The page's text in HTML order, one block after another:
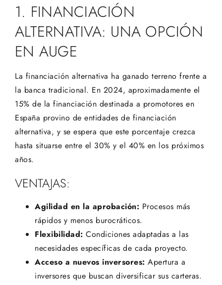
1. FINANCIACIÓN
ALTERNATIVA: UNA OPCIÓN
EN AUGE
La financiación alternativa ha ganado terreno frente a
la banca tradicional. En 2024, aproximadamente el
15% de la financiación destinada a promotores en
España provino de entidades de financiación
alternativa, y se espera que este porcentaje crezca
hasta situarse entre el 30% y el 40% en los próximos
años.
VENTAJAS:
Agilidad en la aprobación: Procesos más
rápidos y menos burocráticos.
Flexibilidad: Condiciones adaptadas a las
necesidades específicas de cada proyecto.
Acceso a nuevos inversores: Apertura a
inversores que buscan diversificar sus carteras.